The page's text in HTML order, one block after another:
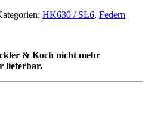
HK630 / SL6, Federn
& Koch nicht mehr
lieferbar.